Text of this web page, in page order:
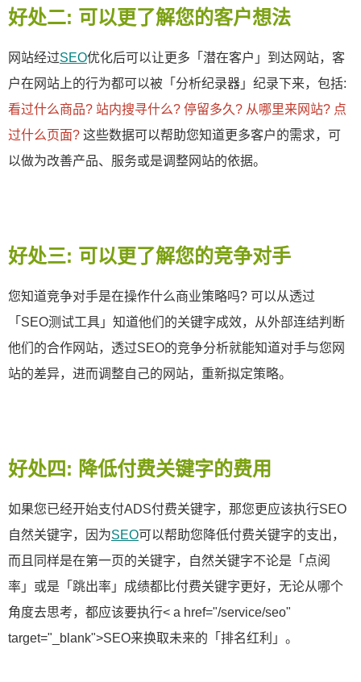
好处二: 可以更了解您的客户想法
网站经过SEO优化后可以让更多「潜在客户」到达网站，客
户在网站上的行为都可以被「分析纪录器」纪录下来，包括:
看过什么商品? 站内搜寻什么? 停留多久? 从哪里来网站? 点
过什么页面? 这些数据可以帮助您知道更多客户的需求，可
以做为改善产品、服务或是调整网站的依据。
好处三: 可以更了解您的竞争对手
您知道竞争对手是在操作什么商业策略吗? 可以从透过
「SEO测试工具」知道他们的关键字成效，从外部连结判断
他们的合作网站，透过SEO的竞争分析就能知道对手与您网
站的差异，进而调整自己的网站，重新拟定策略。
好处四: 降低付费关键字的费用
如果您已经开始支付ADS付费关键字，那您更应该执行SEO
自然关键字，因为SEO可以帮助您降低付费关键字的支出，
而且同样是在第一页的关键字，自然关键字不论是「点阅
率」或是「跳出率」成绩都比付费关键字更好，无论从哪个
角度去思考，都应该要执行< a href="/service/seo"
target="_blank">SEO来换取未来的「排名红利」。